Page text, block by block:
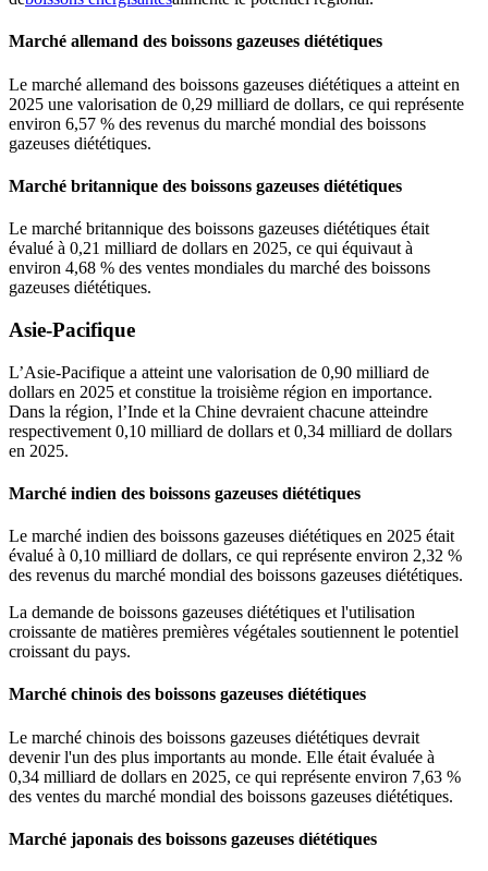
Marché allemand des boissons gazeuses diététiques
Le marché allemand des boissons gazeuses diététiques a atteint en
2025 une valorisation de 0,29 milliard de dollars, ce qui représente
environ 6,57 % des revenus du marché mondial des boissons
gazeuses diététiques.
Marché britannique des boissons gazeuses diététiques
Le marché britannique des boissons gazeuses diététiques était
évalué à 0,21 milliard de dollars en 2025, ce qui équivaut à
environ 4,68 % des ventes mondiales du marché des boissons
gazeuses diététiques.
Asie-Pacifique
L’Asie-Pacifique a atteint une valorisation de 0,90 milliard de
dollars en 2025 et constitue la troisième région en importance.
Dans la région, l’Inde et la Chine devraient chacune atteindre
respectivement 0,10 milliard de dollars et 0,34 milliard de dollars
en 2025.
Marché indien des boissons gazeuses diététiques
Le marché indien des boissons gazeuses diététiques en 2025 était
évalué à 0,10 milliard de dollars, ce qui représente environ 2,32 %
des revenus du marché mondial des boissons gazeuses diététiques.
La demande de boissons gazeuses diététiques et l'utilisation
croissante de matières premières végétales soutiennent le potentiel
croissant du pays.
Marché chinois des boissons gazeuses diététiques
Le marché chinois des boissons gazeuses diététiques devrait
devenir l'un des plus importants au monde. Elle était évaluée à
0,34 milliard de dollars en 2025, ce qui représente environ 7,63 %
des ventes du marché mondial des boissons gazeuses diététiques.
Marché japonais des boissons gazeuses diététiques